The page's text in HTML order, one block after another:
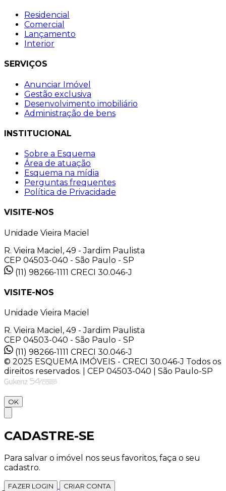
Residencial
Comercial
Lançamento
Interior
SERVIÇOS
Anunciar Imóvel
Gestão exclusiva
Desenvolvimento imobiliário
Administração de bens
INSTITUCIONAL
Sobre a Esquema
Área de atuação
Esquema na mídia
Perguntas frequentes
Política de Privacidade
VISITE-NOS
Unidade Vieira Maciel
R. Vieira Maciel, 49 - Jardim Paulista
CEP 04503-040 - São Paulo - SP
(11) 98266-1111 CRECI 30.046-J
VISITE-NOS
Unidade Vieira Maciel
R. Vieira Maciel, 49 - Jardim Paulista
CEP 04503-040 - São Paulo - SP
(11) 98266-1111 CRECI 30.046-J
© 2025 ESQUEMA IMÓVEIS - CRECI 30.046-J Todos os
direitos reservados. | CEP 04503-040 | São Paulo-SP
OK
CADASTRE-SE
Para salvar o imóvel nos seus favoritos, faça o seu
cadastro.
FAZER LOGIN CRIAR CONTA